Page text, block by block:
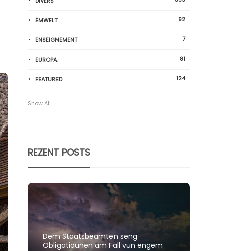
ËMWELT 92
ENSEIGNEMENT 7
EUROPA 81
FEATURED 124
Show All
REZENT POSTS
Dem Staatsbeamten seng
Obligatiounen am Fall vun engem